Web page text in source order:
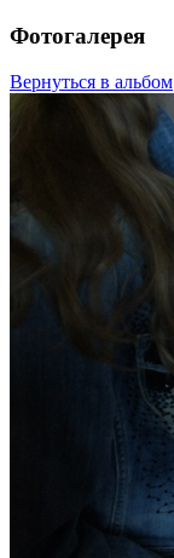
Фотогалерея
Вернуться в альбом